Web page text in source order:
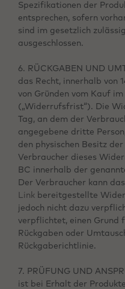
Spezifikationen der
entsprechen, sofern
sind im gesetzlich
ausgeschlossen.
6. RÜCKGABEN UND
das Recht, innerhalb von
von Gründen vom Kauf
(„Widerrufsfrist“). Die
Tag, an dem der
angegebene dritte
den physischen Besitz
Verbraucher dieses
BC innerhalb der
Der Verbraucher kann
Link bereitgestellte
jedoch nicht dazu
verpflichtet, einen Grund
Rückgaben oder
Rückgaberichtlinie.
7. PRÜFUNG UND
ist bei Erhalt der